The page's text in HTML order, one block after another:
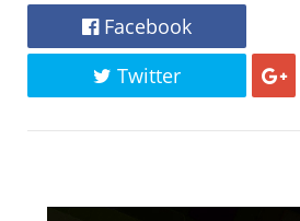
Facebook
Twitter